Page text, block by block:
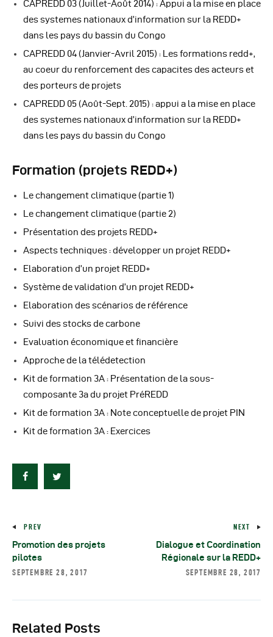
CAPREDD 03 (Juillet-Août 2014) : Appui a la mise en place
des systemes nationaux d’information sur la REDD+
dans les pays du bassin du Congo
CAPREDD 04 (Janvier-Avril 2015) : Les formations redd+,
au coeur du renforcement des capacites des acteurs et
des porteurs de projets
CAPREDD 05 (Août-Sept. 2015) : appui a la mise en place
des systemes nationaux d’information sur la REDD+
dans les pays du bassin du Congo
Formation (projets REDD+)
Le changement climatique (partie 1)
Le changement climatique (partie 2)
Présentation des projets REDD+
Aspects techniques : développer un projet REDD+
Elaboration d’un projet REDD+
Système de validation d’un projet REDD+
Elaboration des scénarios de référence
Suivi des stocks de carbone
Evaluation économique et financière
Approche de la télédetection
Kit de formation 3A : Présentation de la sous-
composante 3a du projet PréREDD
Kit de formation 3A : Note conceptuelle de projet PIN
Kit de formation 3A : Exercices
PREV
Promotion des projets
pilotes
SEPTEMBRE 28, 2017
NEXT
Dialogue et Coordination
Régionale sur la REDD+
SEPTEMBRE 28, 2017
Related Posts